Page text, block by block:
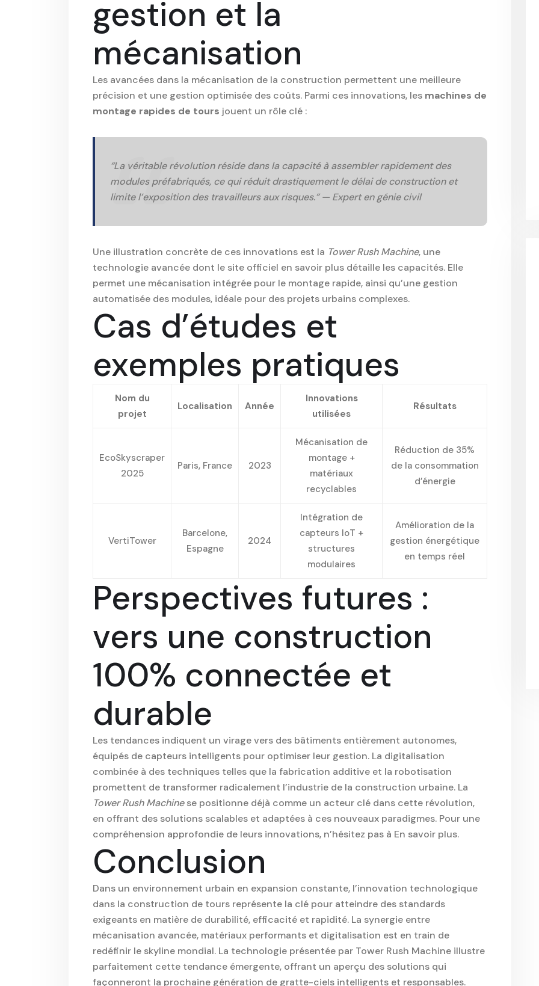
gestion et la
mécanisation
Les avancées dans la mécanisation de la construction permettent une meilleure
précision et une gestion optimisée des coûts. Parmi ces innovations, les machines de
montage rapides de tours jouent un rôle clé :
“La véritable révolution réside dans la capacité à assembler rapidement des
modules préfabriqués, ce qui réduit drastiquement le délai de construction et
limite l’exposition des travailleurs aux risques.” — Expert en génie civil
Une illustration concrète de ces innovations est la Tower Rush Machine, une
technologie avancée dont le site officiel en savoir plus détaille les capacités. Elle
permet une mécanisation intégrée pour le montage rapide, ainsi qu’une gestion
automatisée des modules, idéale pour des projets urbains complexes.
Cas d’études et
exemples pratiques
Nom du
projet
Localisation Année
Innovations
utilisées
Résultats
EcoSkyscraper
2025
Paris, France 2023
Mécanisation de
montage +
matériaux
recyclables
Réduction de 35%
de la consommation
d’énergie
VertiTower
Barcelone,
Espagne
2024
Intégration de
capteurs IoT +
structures
modulaires
Amélioration de la
gestion énergétique
en temps réel
Perspectives futures :
vers une construction
100% connectée et
durable
Les tendances indiquent un virage vers des bâtiments entièrement autonomes,
équipés de capteurs intelligents pour optimiser leur gestion. La digitalisation
combinée à des techniques telles que la fabrication additive et la robotisation
promettent de transformer radicalement l’industrie de la construction urbaine. La
Tower Rush Machinese positionne déjà comme un acteur clé dans cette révolution,
en offrant des solutions scalables et adaptées à ces nouveaux paradigmes. Pour une
compréhension approfondie de leurs innovations, n’hésitez pas à En savoir plus.
Conclusion
Dans un environnement urbain en expansion constante, l’innovation technologique
dans la construction de tours représente la clé pour atteindre des standards
exigeants en matière de durabilité, efficacité et rapidité. La synergie entre
mécanisation avancée, matériaux performants et digitalisation est en train de
redéfinir le skyline mondial. La technologie présentée par Tower Rush Machine illustre
parfaitement cette tendance émergente, offrant un aperçu des solutions qui
façonneront la prochaine génération de gratte-ciels intelligents et responsables.